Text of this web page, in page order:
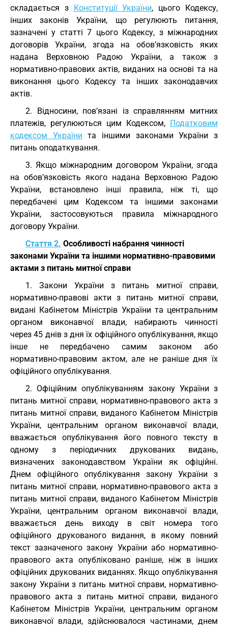
складається з Конституції України, цього Кодексу,
інших законів України, що регулюють питання,
зазначені у статті 7 цього Кодексу, з міжнародних
договорів України, згода на обов’язковість яких
надана Верховною Радою України, а також з
нормативно-правових актів, виданих на основі та на
виконання цього Кодексу та інших законодавчих
актів.
2. Відносини, пов’язані із справлянням митних
платежів, регулюються цим Кодексом, Податковим
кодексом України та іншими законами України з
питань оподаткування.
3. Якщо міжнародним договором України, згода
на обов’язковість якого надана Верховною Радою
України, встановлено інші правила, ніж ті, що
передбачені цим Кодексом та іншими законами
України, застосовуються правила міжнародного
договору України.
Стаття 2. Особливості набрання чинності
законами України та іншими нормативно-правовими
актами з питань митної справи
1. Закони України з питань митної справи,
нормативно-правові акти з питань митної справи,
видані Кабінетом Міністрів України та центральним
органом виконавчої влади, набирають чинності
через 45 днів з дня їх офіційного опублікування, якщо
інше не передбачено самим законом або
нормативно-правовим актом, але не раніше дня їх
офіційного опублікування.
2. Офіційним опублікуванням закону України з
питань митної справи, нормативно-правового акта з
питань митної справи, виданого Кабінетом Міністрів
України, центральним органом виконавчої влади,
вважається опублікування його повного тексту в
одному з періодичних друкованих видань,
визначених законодавством України як офіційні.
Днем офіційного опублікування закону України з
питань митної справи, нормативно-правового акта з
питань митної справи, виданого Кабінетом Міністрів
України, центральним органом виконавчої влади,
вважається день виходу в світ номера того
офіційного друкованого видання, в якому повний
текст зазначеного закону України або нормативно-
правового акта опубліковано раніше, ніж в інших
офіційних друкованих виданнях. Якщо опублікування
закону України з питань митної справи, нормативно-
правового акта з питань митної справи, виданого
Кабінетом Міністрів України, центральним органом
виконавчої влади, здійснювалося частинами, днем